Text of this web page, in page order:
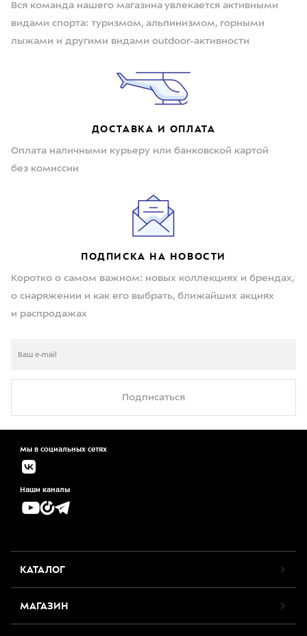
Вся команда нашего магазина увлекается активными
видами спорта: туризмом, альпинизмом, горными
лыжами и другими видами outdoor-активности
ДОСТАВКА И ОПЛАТА
Оплата наличными курьеру или банковской картой
без комиссии
ПОДПИСКА НА НОВОСТИ
Коротко о самом важном: новых коллекциях и брендах,
о снаряжении и как его выбрать, ближайших акциях
и распродажах
Подписаться
Мы в социальных сетях
Наши каналы
КАТАЛОГ
МАГАЗИН